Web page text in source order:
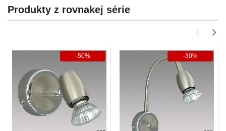
Produkty z rovnakej série
-50% -30%